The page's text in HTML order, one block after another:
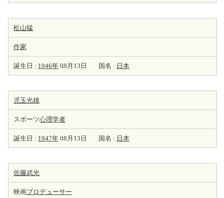
松山猛
作家
誕生日 : 1946年 08月13日 国名 : 日本
児玉光雄
スポーツ心理学者
誕生日 : 1947年 08月13日 国名 : 日本
佐藤武光
映画プロデューサー